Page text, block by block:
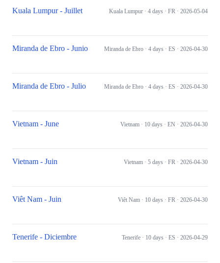
Kuala Lumpur - Juillet Kuala Lumpur · 4 days · FR · 2026-05-04
Miranda de Ebro - Junio Miranda de Ebro · 4 days · ES · 2026-04-30
Miranda de Ebro - Julio Miranda de Ebro · 4 days · ES · 2026-04-30
Vietnam - June Vietnam · 10 days · EN · 2026-04-30
Vietnam - Juin Vietnam · 5 days · FR · 2026-04-30
Viêt Nam - Juin Viêt Nam · 10 days · FR · 2026-04-30
Tenerife - Diciembre Tenerife · 10 days · ES · 2026-04-29